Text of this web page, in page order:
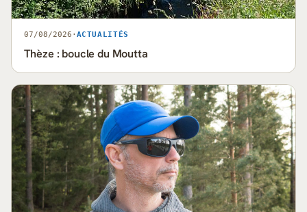
07/08/2026 · ACTUALITÉS
Thèze : boucle du Moutta